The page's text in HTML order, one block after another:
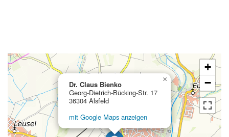
Dr. Claus Bienko
Georg-Dietrich-Bücking-Str. 17
36304 Alsfeld
mit Google Maps anzeigen
×
+
−